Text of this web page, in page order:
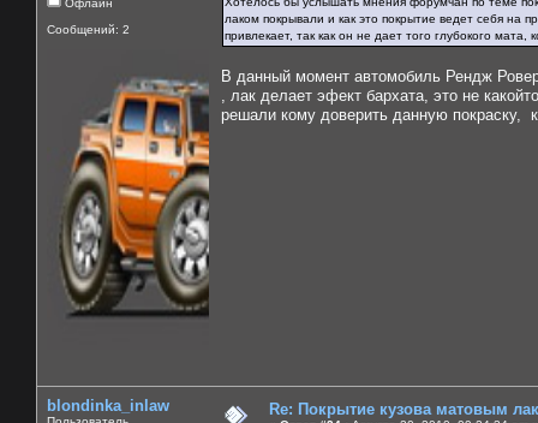
Офлайн
Сообщений: 2
лаком покрывали и как это покрытие ведет себя на
привлекает, так как он не дает того глубокого мата,
В данный момент автомобиль Рендж
, лак делает эфект бархата, это не
решали кому доверить данную покраску,
blondinka_inlaw Re: Покрытие кузова матовым